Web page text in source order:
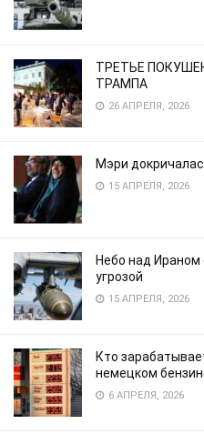
ТРЕТЬЕ
ТРАМПА
26 АПРЕЛЯ, 2026
Мэри
15 АПРЕЛЯ, 2026
Небо над Ираном
угрозой
15 АПРЕЛЯ, 2026
Кто
немецком
6 АПРЕЛЯ, 2026